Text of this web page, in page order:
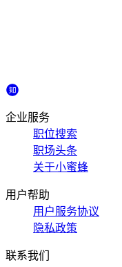
企业服务
职位搜索
职场头条
关于小蜜蜂
用户帮助
用户服务协议
隐私政策
联系我们